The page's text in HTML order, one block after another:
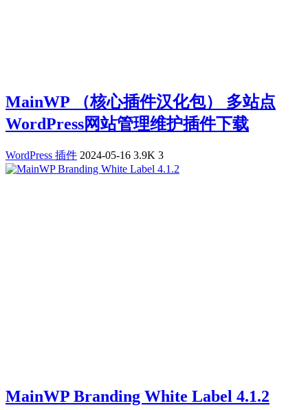
MainWP （核心插件汉化包） 多站点
WordPress网站管理维护插件下载
WordPress 插件 2024-05-16 3.9K 3
MainWP Branding White Label 4.1.2